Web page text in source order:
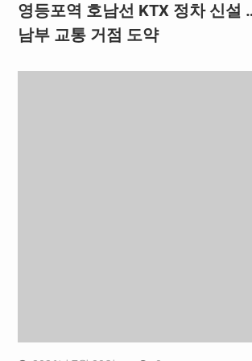
영등포역 호남선 KTX 정차 신설
남부 교통 거점 도약